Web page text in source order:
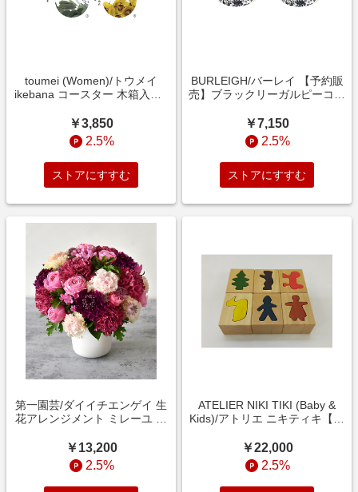
toumei (Women)/トウメイ
ikebana コースター 木箱入り4
物【三越伊勢丹/公式】
￥3,850
2.5%
ストアにすすむ
BURLEIGH/バーレイ 【予約販
売】ブラックリーガルピーコッ
ト【9月下旬以降順次発送】皿
【三越伊勢丹/公式】
￥7,150
2.5%
ストアにすすむ
第一園芸/ダイイチエンゲイ 生
花アレンジメント ミレーユ ピ
越伊勢丹/公式】
￥13,200
2.5%
ATELIER NIKI TIKI (Baby &
Kids)/アトリエ ニキティキ【受
はめ絵(小)6P 積み木【三越伊
勢丹/公式】
￥22,000
2.5%